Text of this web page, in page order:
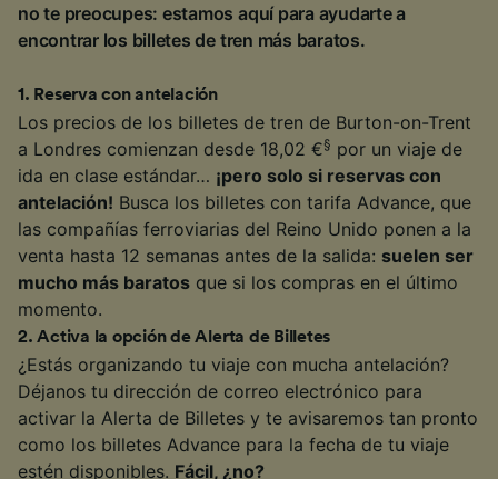
no te preocupes: estamos aquí para ayudarte a
encontrar los billetes de tren más baratos.
1 . Reserva con antelación
Los precios de los billetes de tren de Burton-on-Trent
a Londres comienzan desde 18,02 €§ por un viaje de
ida en clase estándar… ¡pero solo si reservas con
antelación! Busca los billetes con tarifa Advance, que
las compañías ferroviarias del Reino Unido ponen a la
venta hasta 12 semanas antes de la salida: suelen ser
mucho más baratos que si los compras en el último
momento.
2.Activa la opción de Alerta de Billetes
¿Estás organizando tu viaje con mucha antelación?
Déjanos tu dirección de correo electrónico para
activar la Alerta de Billetes y te avisaremos tan pronto
como los billetes Advance para la fecha de tu viaje
estén disponibles. Fácil, ¿no?